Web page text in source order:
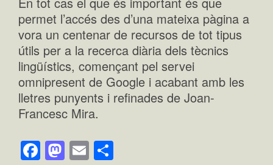
permet l’accés des d’una mateixa pàgina a
vora un centenar de recursos de tot tipus
útils per a la recerca diària dels tècnics
lingüístics, començant pel servei
omnipresent de Google i acabant amb les
lletres punyents i refinades de Joan-
Francesc Mira.
Facebook
Mastodon
Email